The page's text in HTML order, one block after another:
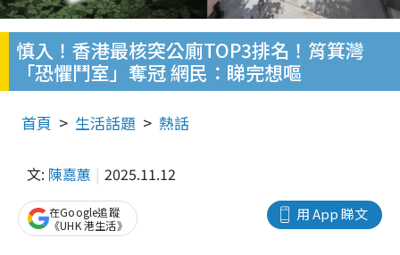
慎入！香港最核突公廁TOP3排名！筲箕灣
「恐懼鬥室」奪冠 網民：睇完想嘔
首頁 生活話題 熱話
文: 陳嘉蕙 2025.11.12
用 App 睇文
在Google追蹤
《UHK 港生活》